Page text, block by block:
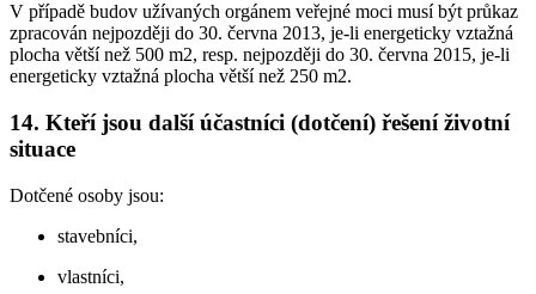
V případě budov užívaných orgánem veřejné moci musí být průkaz
zpracován nejpozději do 30. června 2013, je-li energeticky vztažná
plocha větší než 500 m2, resp. nejpozději do 30. června 2015, je-li
energeticky vztažná plocha větší než 250 m2.
14. Kteří jsou další účastníci (dotčení) řešení životní
situace
Dotčené osoby jsou:
stavebníci,
vlastníci,